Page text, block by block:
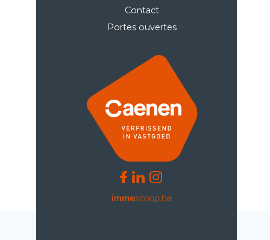
Contact
Portes ouvertes